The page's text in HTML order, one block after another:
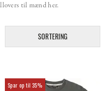
til mænd her.
SORTERING
35%